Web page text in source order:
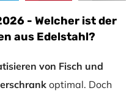
- Welcher ist der
aus Edelstahl?
von Fisch und
optimal. Doch